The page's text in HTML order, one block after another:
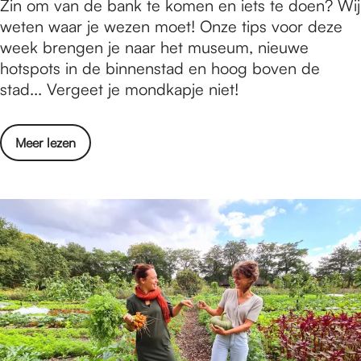
/
m
1
8
o
t
o
e
r
2
0
2
0
i
m
e
g
n
-
/
m
1
8
o
k
W
a
t
i
s
r
t
o
e
n
i
n
N
i
Zin om van de bank te komen en iets te doen? Wij
weten waar je wezen moet! Onze tips voor deze
week brengen je naar het museum, nieuwe
hotspots in de binnenstad en hoog boven de
stad... Vergeet je mondkapje niet!
Meer lezen
o
v
a
t
i
s
e
r